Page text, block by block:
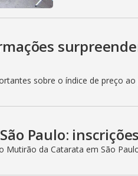
sobre o índice de preço
Paulo:
Mutirão da Catarata em São